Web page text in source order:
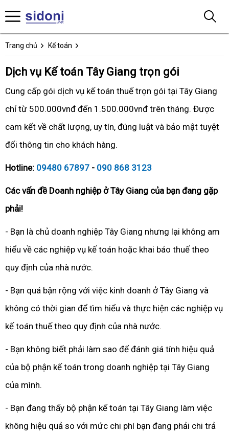
Trang chủ Kế toán
Dịch vụ Kế toán Tây Giang trọn gói
Cung cấp gói dịch vụ kế toán thuế trọn gói tại Tây Giang
chỉ từ 500.000vnđ đến 1.500.000vnđ trên tháng. Được
cam kết về chất lượng, uy tín, đúng luật và bảo mật tuyệt
đối thông tin cho khách hàng.
Hotline: 09480 67897 - 090 868 3123
Các vấn đề Doanh nghiệp ở Tây Giang của bạn đang gặp
phải!
- Bạn là chủ doanh nghiệp Tây Giang nhưng lại không am
hiểu về các nghiệp vụ kế toán hoặc khai báo thuế theo
quy định của nhà nước.
- Bạn quá bận rộng với việc kinh doanh ở Tây Giang và
không có thời gian để tìm hiểu và thực hiện các nghiệp vụ
kế toán thuế theo quy định của nhà nước.
- Bạn không biết phải làm sao để đánh giá tính hiệu quả
của bộ phận kế toán trong doanh nghiệp tại Tây Giang
của mình.
- Bạn đang thấy bộ phận kế toán tại Tây Giang làm việc
không hiệu quả so với mức chi phí bạn đang phải chi trả